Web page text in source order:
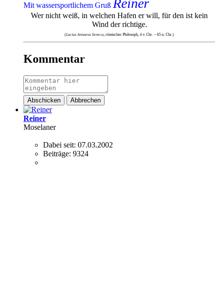
Mit wassersportlichem Gruß Reiner
Wer nicht weiß, in welchen Hafen er will, für den ist kein
Wind der richtige.
(Lucius Annaeus Seneca, römischer Philosoph, 4 v. Chr. – 65 n. Chr.)
Kommentar
Abschicken Abbrechen
Reiner
Moselaner
Dabei seit: 07.03.2002
Beiträge: 9324